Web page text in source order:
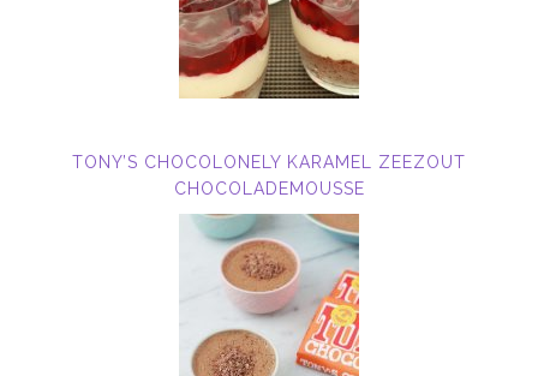
TONY’S CHOCOLONELY KARAMEL ZEEZOUT
CHOCOLADEMOUSSE